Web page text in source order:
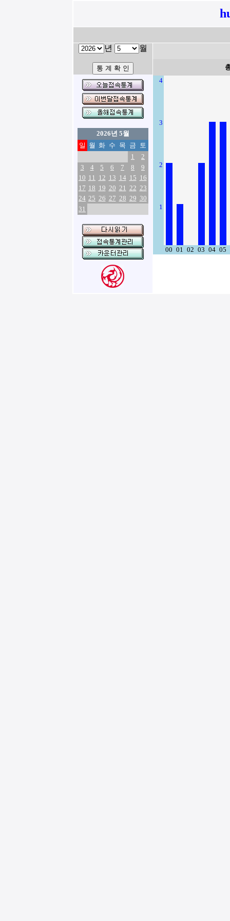
년 월
2026년 5월
일 월 화 수 목 금 토
1
2
3
4 5 6 7 8
9
10 11 12 13 14 15 16
17 18 19 20 21 22 23
24 25 26 27 28 29 30
31
4
3
2
1
00 01 02 03 04 05